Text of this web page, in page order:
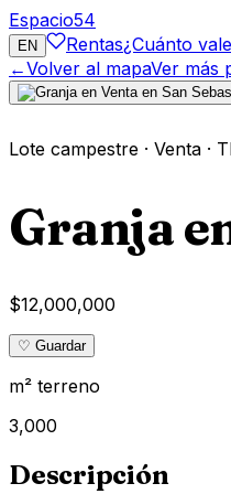
Espacio54
EN Rentas¿Cuánto
←Volver al mapaVer más
Lote campestre · Venta ·
Granja
$12,000,000
♡ Guardar
m² terreno
3,000
Descripción